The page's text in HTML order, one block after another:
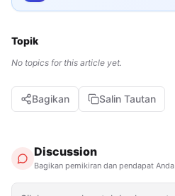
Topik
No topics for this article yet.
Bagikan Salin Tautan
Discussion
Bagikan pemikiran dan pendapat Anda